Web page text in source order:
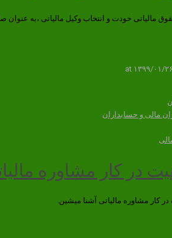
مالیاتی خودت و انتخاب وکیل مالیاتی ،به
at ۱۳۹۹/۰۱/۲۶
مالی و حسابداران
در کار مشاوره
کار مشاوره مالیاتی آشنا میشین.